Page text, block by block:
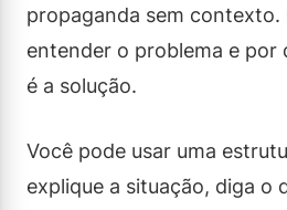
propaganda sem contexto.
entender o problema e por
é a solução.
Você pode usar uma
explique a situação, diga o